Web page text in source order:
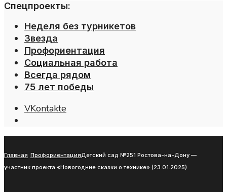
Спецпроекты:
Неделя без турникетов
Звезда
Профориентация
Социальная работа
Всегда рядом
75 лет победы
VKontakte
Главная ПрофориентацияДетский сад №251 Ростова-на-Дону —
участник проекта «Новогодние сказки о технике» (23.01.2025)